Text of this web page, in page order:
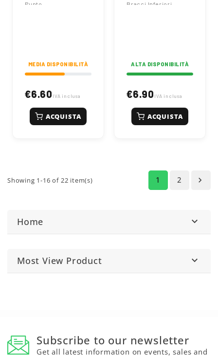
Punto
MEDIA DISPONIBILITÀ
€6.60 IVA inclusa
ACQUISTA
Bracci Inferiori
ALTA DISPONIBILITÀ
€6.90 IVA inclusa
ACQUISTA
Showing 1-16 of 22 item(s) 1 2 
Home 
Most View Product 
Subscribe to our newsletter
Get all latest information on events, sales and